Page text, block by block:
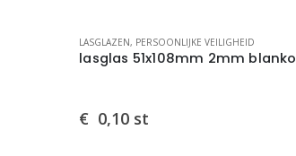
LASGLAZEN, PERSOONLIJKE VEILIGHEID
lasglas 51x108mm 2mm blanko
€ 0,10 st